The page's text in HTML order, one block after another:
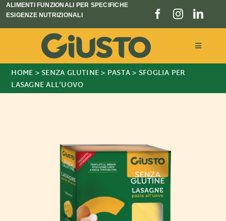
Salta
ALIMENTI FUNZIONALI PER SPECIFICHE
ESIGENZE NUTRIZIONALI
Linee prodotto
HOME > SENZA GLUTINE> PASTA> SFOGLIA PER
LASAGNE ALL’UOVO